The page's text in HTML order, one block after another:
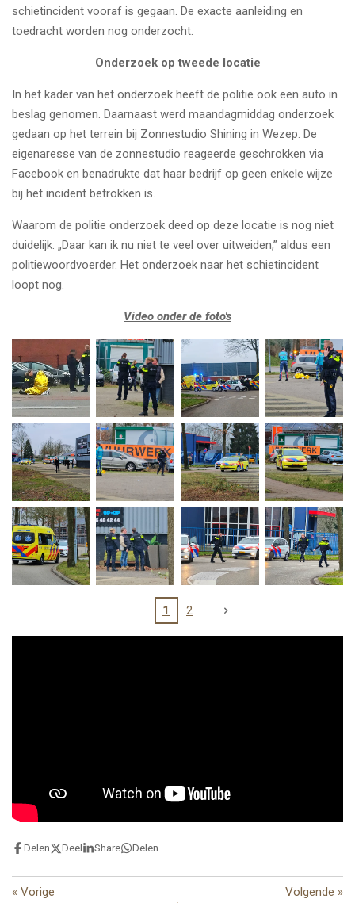
schietincident vooraf is gegaan. De exacte aanleiding en
toedracht worden nog onderzocht.
Onderzoek op tweede locatie
In het kader van het onderzoek heeft de politie ook een auto in
beslag genomen. Daarnaast werd maandagmiddag onderzoek
gedaan op het terrein bij Zonnestudio Shining in Wezep. De
eigenaresse van de zonnestudio reageerde geschrokken via
Facebook en benadrukte dat haar bedrijf op geen enkele wijze
bij het incident betrokken is.
Waarom de politie onderzoek deed op deze locatie is nog niet
duidelijk. „Daar kan ik nu niet te veel over uitweiden,” aldus een
politiewoordvoerder. Het onderzoek naar het schietincident
loopt nog.
Video onder de foto's
1 2
Delen Deel Share Delen
« Vorige Volgende »